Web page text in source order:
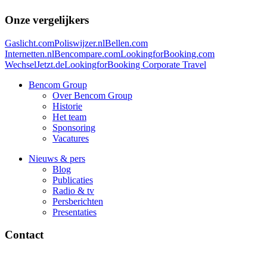
Onze vergelijkers
Gaslicht.comPoliswijzer.nlBellen.com
Internetten.nlBencompare.comLookingforBooking.com
WechselJetzt.deLookingforBooking Corporate Travel
Bencom Group
Over Bencom Group
Historie
Het team
Sponsoring
Vacatures
Nieuws & pers
Blog
Publicaties
Radio & tv
Persberichten
Presentaties
Contact